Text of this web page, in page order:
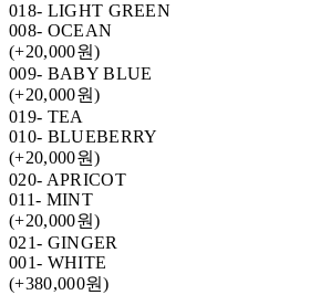
018- LIGHT GREEN
008- OCEAN
(+20,000원)
009- BABY BLUE
(+20,000원)
019- TEA
010- BLUEBERRY
(+20,000원)
020- APRICOT
011- MINT
(+20,000원)
021- GINGER
001- WHITE
(+380,000원)